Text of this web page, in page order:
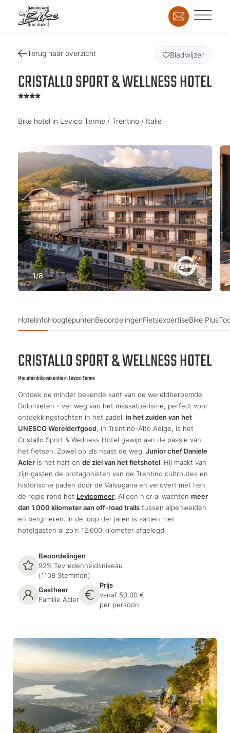
Terug naar overzicht
CRISTALLO SPORT & WELLNESS HOTEL
****
Bike hotel in Levico Terme / Trentino / Italië
Bladwijzer
1/8
HotelinfoHoogtepuntenBeoordelingenFietsexpertiseBike Plus
CRISTALLO SPORT & WELLNESS HOTEL
Mountainbikevakantie in Levico Terme
Ontdek de minder bekende kant van de wereldberoemde
Dolomieten - ver weg van het massatoerisme, perfect voor
ontdekkingstochten in het zadel: in het zuiden van het
UNESCO Werelderfgoed, in Trentino-Alto Adige, is het
Cristallo Sport & Wellness Hotel gewijd aan de passie van
het fietsen. Zowel op als naast de weg. Junior chef Daniele
Acler is het hart en de ziel van het fietshotel. Hij maakt van
zijn gasten de protagonisten van de Trentino cultroutes en
historische paden door de Valsugana en verovert met hen
de regio rond het Levicomeer. Alleen hier al wachten meer
dan 1.000 kilometer aan off-road trails tussen alpenweiden
en bergmeren. In de loop der jaren is samen met
hotelgasten al zo'n 12.600 kilometer afgelegd.
Beoordelingen
92% Tevredenheidsniveau
(1108 Stemmen)
Gastheer
Familie Acler
Prijs
vanaf 50,00 €
per persoon